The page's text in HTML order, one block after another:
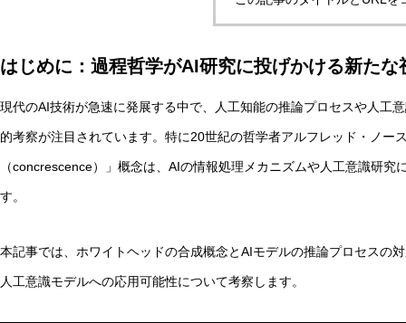
AI研究
はじめに：過程哲学がAI研究に投げかける新たな
現代のAI技術が急速に発展する中で、人工知能の推論プロセスや人工
的考察が注目されています。特に20世紀の哲学者アルフレッド・ノー
（concrescence）」概念は、AIの情報処理メカニズムや人工意識研
す。
本記事では、ホワイトヘッドの合成概念とAIモデルの推論プロセスの
人工意識モデルへの応用可能性について考察します。